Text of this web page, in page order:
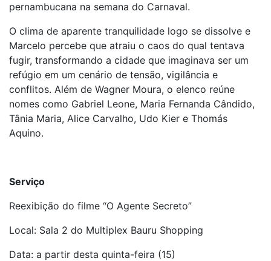
pernambucana na semana do Carnaval.
O clima de aparente tranquilidade logo se dissolve e
Marcelo percebe que atraiu o caos do qual tentava
fugir, transformando a cidade que imaginava ser um
refúgio em um cenário de tensão, vigilância e
conflitos. Além de Wagner Moura, o elenco reúne
nomes como Gabriel Leone, Maria Fernanda Cândido,
Tânia Maria, Alice Carvalho, Udo Kier e Thomás
Aquino.
Serviço
Reexibição do filme “O Agente Secreto”
Local: Sala 2 do Multiplex Bauru Shopping
Data: a partir desta quinta-feira (15)